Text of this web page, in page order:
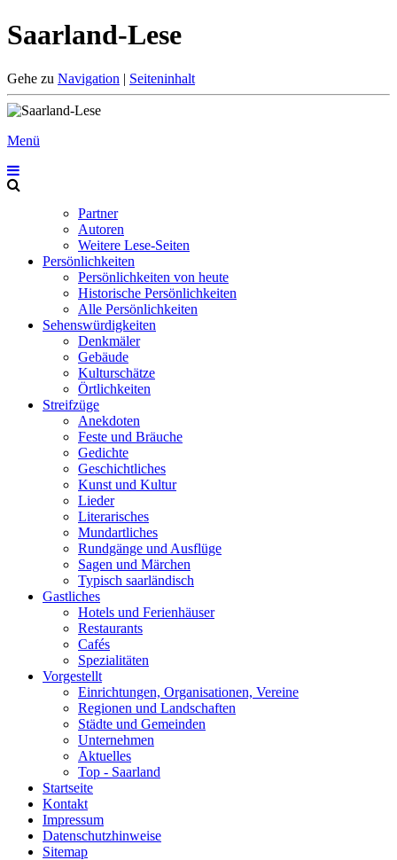
Saarland-Lese
Gehe zu Navigation | Seiteninhalt
Menü
Partner
Autoren
Weitere Lese-Seiten
Persönlichkeiten
Persönlichkeiten von heute
Historische Persönlichkeiten
Alle Persönlichkeiten
Sehenswürdigkeiten
Denkmäler
Gebäude
Kulturschätze
Örtlichkeiten
Streifzüge
Anekdoten
Feste und Bräuche
Gedichte
Geschichtliches
Kunst und Kultur
Lieder
Literarisches
Mundartliches
Rundgänge und Ausflüge
Sagen und Märchen
Typisch saarländisch
Gastliches
Hotels und Ferienhäuser
Restaurants
Cafés
Spezialitäten
Vorgestellt
Einrichtungen, Organisationen, Vereine
Regionen und Landschaften
Städte und Gemeinden
Unternehmen
Aktuelles
Top - Saarland
Startseite
Kontakt
Impressum
Datenschutzhinweise
Sitemap